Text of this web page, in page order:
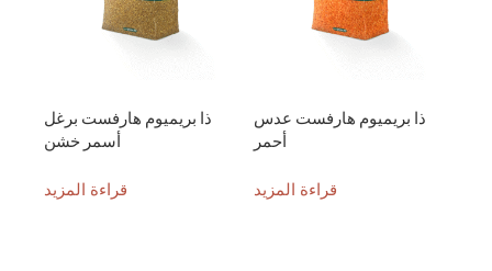
ذا بريميوم هارفست برغل
أسمر خشن
قراءة المزيد
ذا بريميوم هارفست عدس
أحمر
قراءة المزيد